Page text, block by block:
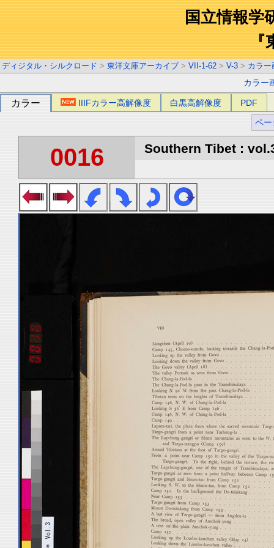
国立情報学
『
ディジタル・シルクロード > 東洋文庫アーカイブ > VII-1-62 > V-3 > カラー
カラー
カラー IIIFカラー高解像度 白黒高解像度 PDF
ペー
0016 Southern Tibet :